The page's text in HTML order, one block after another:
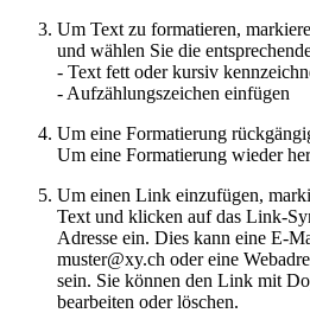
Um Text zu formatieren,
und wählen Sie die
- Text fett oder kursiv
- Aufzählungszeichen einfügen
Um eine Formatierung
Um eine Formatierung wieder
Um einen Link einzufügen,
Text und klicken auf das Link-
Adresse ein. Dies kann eine E-
muster@xy.ch oder eine
sein. Sie können den Link mit
bearbeiten oder löschen.